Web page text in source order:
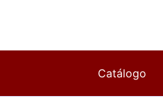
Catálogo